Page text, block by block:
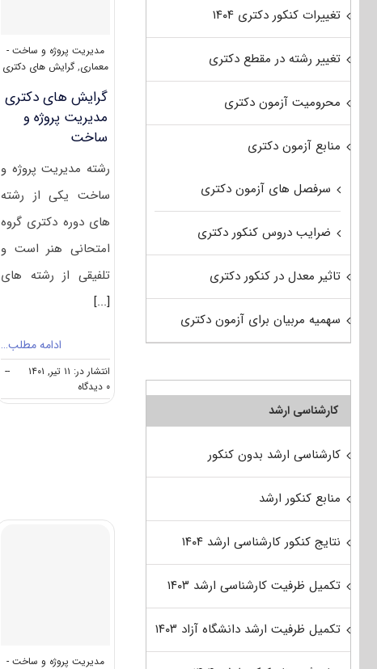
مدیریت پروژه و ساخت -
معماری, گرایش های دکتری
گرایش های دکتری
ﻣﺪﻳﺮﻳﺖ ﭘﺮوژه و
ﺳﺎﺧﺖ
رشته ﻣﺪﻳﺮﻳﺖ ﭘﺮوژه و
ﺳﺎﺧﺖ یکی از رشته
های دوره دکتری گروه
امتحانی هنر است و
تلفیقی از رشته های
[...]
ادامه مطلب…
انتشار در: ۱۱ تیر, ۱۴۰۱
--
۰ دیدگاه
on
گرایش
مدیریت پروژه و ساخت -
تغییرات کنکور دکتری ۱۴۰۴
تغییر رشته در مقطع دکتری
محرومیت آزمون دکتری
منابع آزمون دکتری
سرفصل های آزمون دکتری
ضرایب دروس کنکور دکتری
تاثیر معدل در کنکور دکتری
سهمیه مربیان برای آزمون دکتری
کارشناسی ارشد
کارشناسی ارشد بدون کنکور
منابع کنکور ارشد
نتایج کنکور کارشناسی ارشد ۱۴۰۴
تکمیل ظرفیت کارشناسی ارشد ۱۴۰۳
تکمیل ظرفیت ارشد دانشگاه آزاد ۱۴۰۳